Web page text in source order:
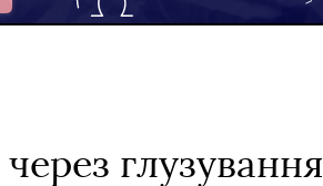
глузування